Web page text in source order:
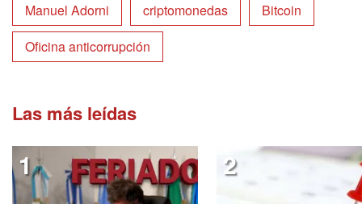
Manuel Adorni criptomonedas
Bitcoin
Oficina anticorrupción
Las más leídas